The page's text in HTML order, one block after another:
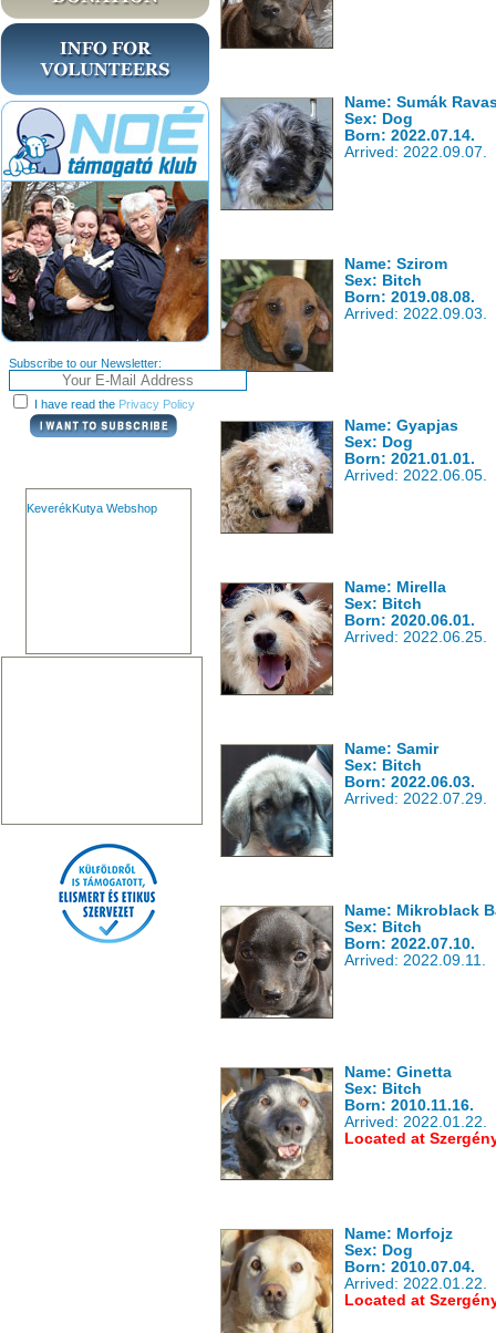
Subscribe to our Newsletter:
I have read the Privacy Policy
KeverékKutya Webshop
Name: Sumák
Sex: Dog
Born: 2022.07.14.
Arrived: 2022.09.07.
Name: Szirom
Sex: Bitch
Born: 2019.08.08.
Arrived: 2022.09.03.
Name: Gyapjas
Sex: Dog
Born: 2021.01.01.
Arrived: 2022.06.05.
Name: Mirella
Sex: Bitch
Born: 2020.06.01.
Arrived: 2022.06.25.
Name: Samir
Sex: Bitch
Born: 2022.06.03.
Arrived: 2022.07.29.
Name: Mikroblack
Sex: Bitch
Born: 2022.07.10.
Arrived: 2022.09.11.
Name: Ginetta
Sex: Bitch
Born: 2010.11.16.
Arrived: 2022.01.22.
Located at
Name: Morfojz
Sex: Dog
Born: 2010.07.04.
Arrived: 2022.01.22.
Located at